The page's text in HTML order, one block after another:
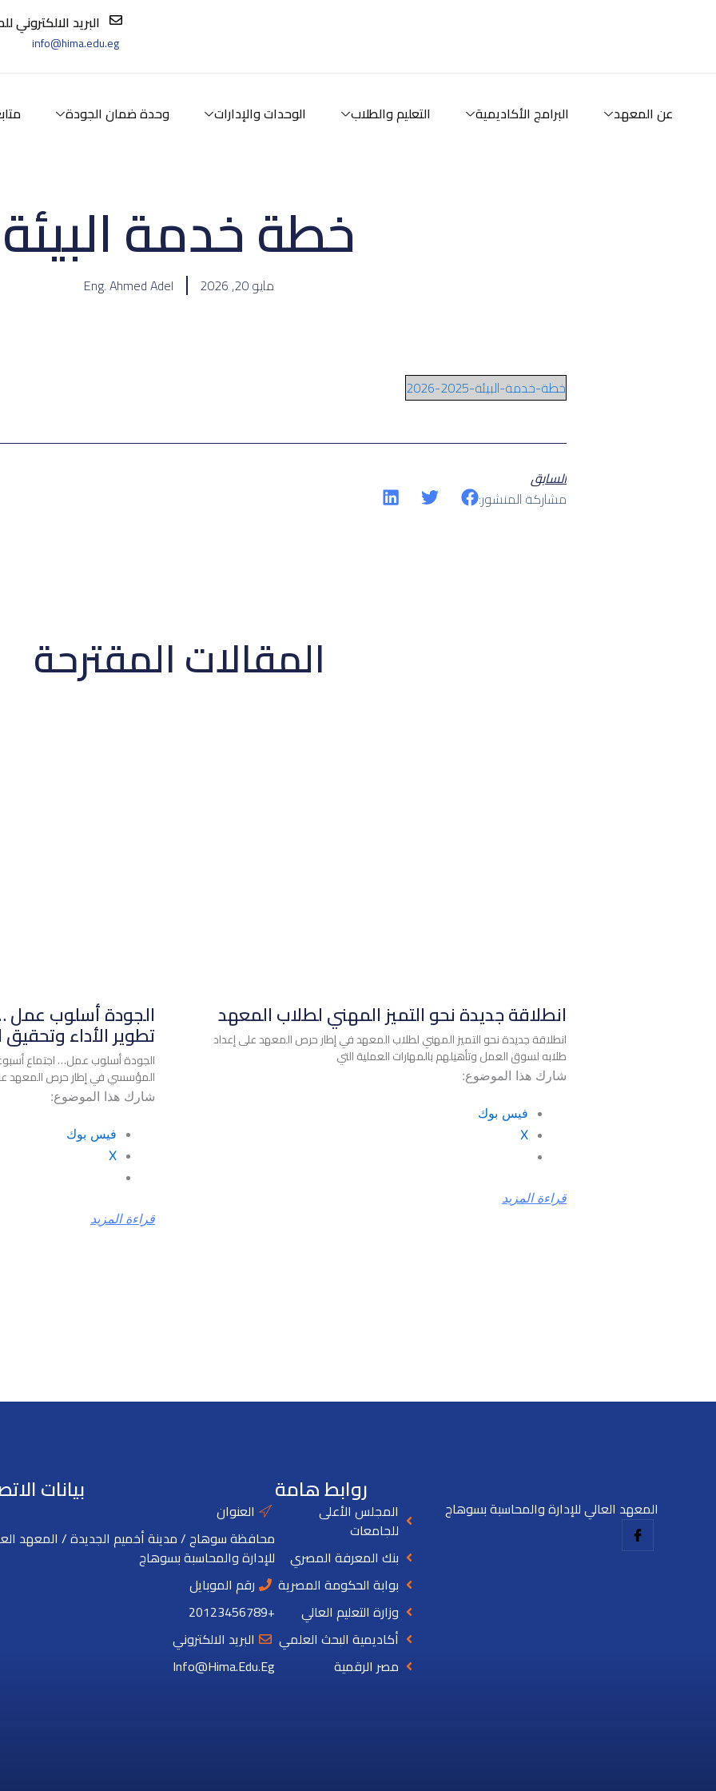
البريد الالكتروني
info@hima.edu.eg
عن المعهد البرامج الأكاديمية التعليم والطلاب الوحدات والإدارات وحدة ضمان الجودة
خطة خدمة البيئة
مايو 20, 2026 Eng. Ahmed Adel
خطة-خدمة-البيئة-2025-2026
السابق
مشاركة المنشور:
المقالات المقترحة
انطلاقة جديدة نحو التميز المهني لطلاب المعهد
انطلاقة جديدة نحو التميز المهني لطلاب المعهد في إطار حرص المعهد على إعداد
طلابه لسوق العمل وتأهيلهم بالمهارات العملية التي
شارك هذا الموضوع:
فيس بوك
X
قراءة المزيد
الجودة أسلوب عمل
تطوير الأداء
الجودة أسلوب عمل… اجتماع
المؤسسي في إطار حرص المعهد
شارك هذا الموضوع:
فيس بوك
X
قراءة المزيد
المعهد العالي للإدارة والمحاسبة بسوهاج
روابط هامة
المجلس الأعلى
للجامعات
بنك المعرفة المصري
بوابة الحكومة المصرية
وزارة التعليم العالي
أكاديمية البحث العلمي
مصر الرقمية
بيانات
العنوان
محافظة سوهاج / مدينة أخميم الجديدة / المعهد
للإدارة والمحاسبة بسوهاج
رقم الموبايل
+20123456789
البريد الالكتروني
Info@hima.edu.eg